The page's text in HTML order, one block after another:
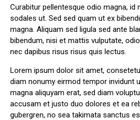
Curabitur pellentesque odio magna, id
sodales ut. Sed sed quam ut ex
magna. Aliquam sed ligula sed ante
bibendum, nisi et mattis vulputate,
nec dapibus risus risus quis lectus.
Lorem ipsum dolor sit amet,
diam nonumy eirmod tempor invidunt
magna aliquyam erat, sed diam
accusam et justo duo dolores et ea
gubergren, no sea takimata sanctus